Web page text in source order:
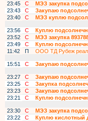
23:45
С
МЭЗ закупка
23:43
С
Закупаю
23:40
С
МЭЗ куплю
23:56
С
Куплю
23:52
С
МЭЗ закупка
23:49
С
Куплю
11:42
П ООО ТД Рубеж
15:51
С
Закупаю
23:27
С
Закупаю
23:25
С
Закупка
23:23
С
Закупаю
23:21
С
Куплю
23:30
С
МЭЗ закупка
23:22
С
Куплю кислотный